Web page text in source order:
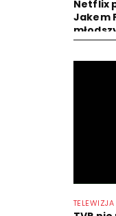
Netflix
Jakem
TELEWIZJA